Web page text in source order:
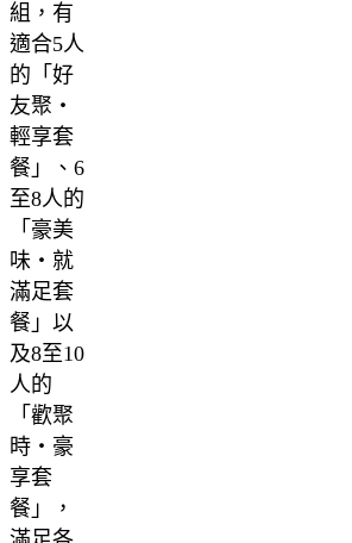
組，有
適合5人
的「好
友聚・
輕享套
餐」、6
至8人的
「豪美
味・就
滿足套
餐」以
及8至10
人的
「歡聚
時・豪
享套
餐」，